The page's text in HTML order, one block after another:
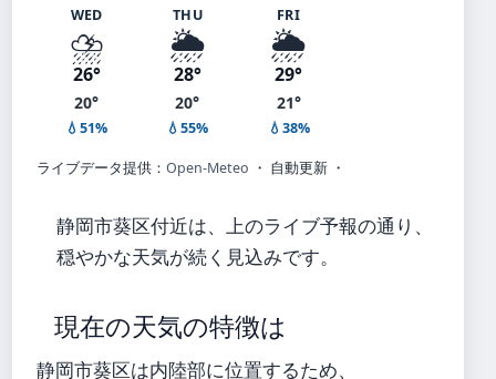
WED
⛈️
26°
20°
💧51%
THU
🌦️
28°
20°
💧55%
FRI
🌦️
29°
21°
💧38%
ライブデータ提供： Open-Meteo ・ 自動更新 ・
静岡市葵区付近は、上のライブ予報の通り、
穏やかな天気が続く見込みです。
現在の天気の特徴は
静岡市葵区は内陸部に位置するため、